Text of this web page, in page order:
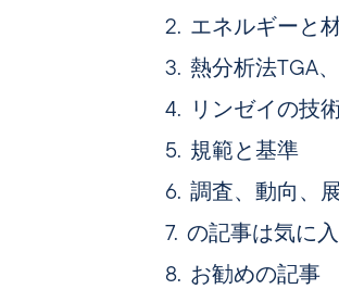
エネルギーと
熱分析法TGA
リンゼイの技
規範と基準
調査、動向、
の記事は気に
お勧めの記事